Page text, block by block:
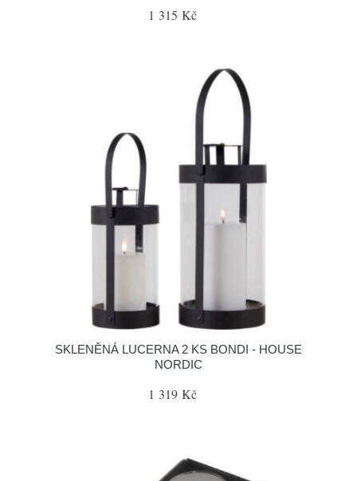
1 315 Kč
SKLENĚNÁ LUCERNA 2 KS BONDI - HOUSE
NORDIC
1 319 Kč